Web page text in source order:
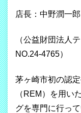
店長：中野潤一郎
（公益財団法人
NO.24-4765）
茅ヶ崎市初の認
（REM）を用い
グを専門に行って